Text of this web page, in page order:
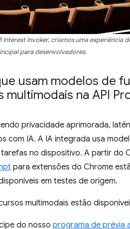
Invoker, criamos uma experiência
para desenvolvedores.
usam modelos de
na API
privacidade aprimorada,
com IA. A IA integrada usa
no dispositivo. A partir do
para extensões do Chrome
em testes de origem.
multimodais estão
do nosso programa de prévia